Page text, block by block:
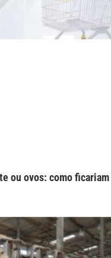
ou ovos: como